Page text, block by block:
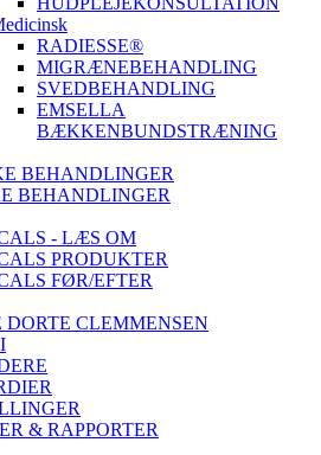
RADIESSE®
MIGRÆNEBEHANDLING
SVEDBEHANDLING
EMSELLA
BÆKKENBUNDSTRÆNING
BEHANDLINGER
BEHANDLINGER
- LÆS OM
PRODUKTER
FØR/EFTER
CLEMMENSEN
& RAPPORTER